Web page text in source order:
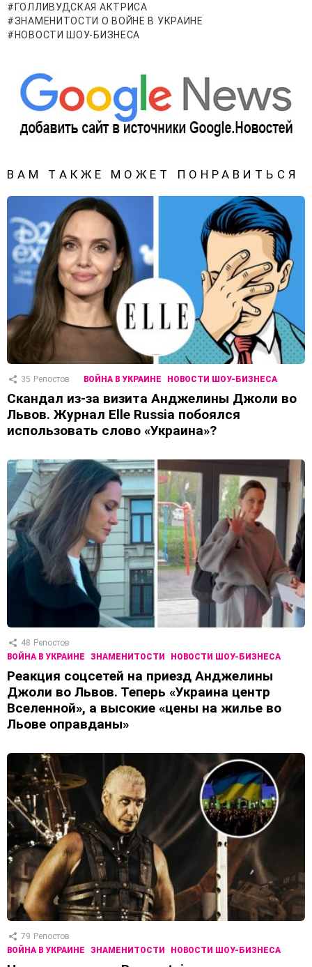
ГОЛЛИВУДСКАЯ АКТРИСА
ЗНАМЕНИТОСТИ О ВОЙНЕ В УКРАИНЕ
НОВОСТИ ШОУ-БИЗНЕСА
ВАМ ТАКЖЕ МОЖЕТ ПОНРАВИТЬСЯ
35 Репостов ВОЙНА В УКРАИНЕ НОВОСТИ ШОУ-БИЗНЕСА
Скандал из-за визита Анджелины Джоли во
Львов. Журнал Elle Russia побоялся
использовать слово «Украина»?
48 Репостов
ВОЙНА В УКРАИНЕ
ЗНАМЕНИТОСТИ НОВОСТИ ШОУ-БИЗНЕСА
Реакция соцсетей на приезд Анджелины
Джоли во Львов. Теперь «Украина центр
Вселенной», а высокие «цены на жилье во
Льове оправданы»
79 Репостов
ВОЙНА В УКРАИНЕ
ЗНАМЕНИТОСТИ НОВОСТИ ШОУ-БИЗНЕСА